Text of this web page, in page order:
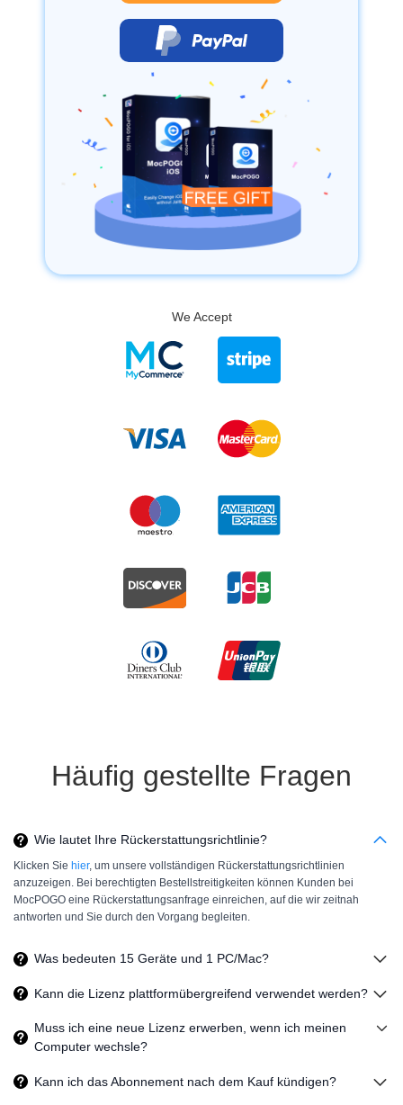
We Accept
Häufig gestellte Fragen
Wie lautet Ihre Rückerstattungsrichtlinie?
Klicken Sie hier, um unsere vollständigen Rückerstattungsrichtlinien
anzuzeigen. Bei berechtigten Bestellstreitigkeiten können Kunden bei
MocPOGO eine Rückerstattungsanfrage einreichen, auf die wir zeitnah
antworten und Sie durch den Vorgang begleiten.
Was bedeuten 15 Geräte und 1 PC/Mac?
Kann die Lizenz plattformübergreifend verwendet werden?
Muss ich eine neue Lizenz erwerben, wenn ich meinen
Computer wechsle?
Kann ich das Abonnement nach dem Kauf kündigen?